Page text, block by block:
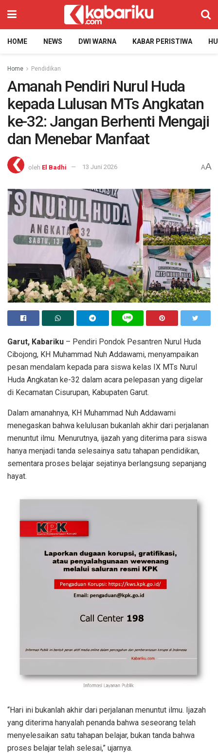
HOME NEWS DWI WARNA KABAR PERISTIWA
Home Pendidikan
Amanah Pendiri Nurul Huda
kepada Lulusan MTs Angkatan
ke-32: Jangan Berhenti Mengaji
dan Menebar Manfaat
oleh El Badhi 13 Juni 2026 AA
Garut, Kabariku – Pendiri Pondok Pesantren Nurul Huda
Cibojong, KH Muhammad Nuh Addawami, menyampaikan
pesan mendalam kepada para siswa kelas IX MTs Nurul
Huda Angkatan ke-32 dalam acara pelepasan yang digelar
di Kecamatan Cisurupan, Kabupaten Garut.
Dalam amanahnya, KH Muhammad Nuh Addawami
menegaskan bahwa kelulusan bukanlah akhir dari perjalanan
menuntut ilmu. Menurutnya, ijazah yang diterima para siswa
hanya menjadi tanda selesainya satu tahapan pendidikan,
sementara proses belajar sejatinya berlangsung sepanjang
hayat.
“Hari ini bukanlah akhir dari perjalanan menuntut ilmu. Ijazah
yang diterima hanyalah penanda bahwa seseorang telah
menyelesaikan satu tahapan belajar, bukan tanda bahwa
proses belajar telah selesai,” ujarnya.